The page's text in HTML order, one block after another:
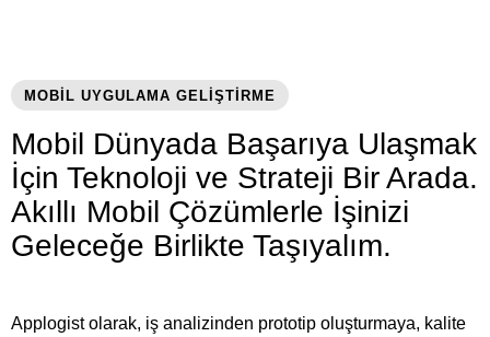
MOBİL UYGULAMA GELİŞTİRME
Mobil Dünyada Başarıya Ulaşmak
İçin Teknoloji ve Strateji Bir Arada.
Akıllı Mobil Çözümlerle İşinizi
Geleceğe Birlikte Taşıyalım.
Applogist olarak, iş analizinden prototip oluşturmaya, kalite